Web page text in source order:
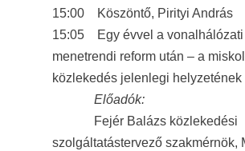
15:00 Köszöntő, Pirityi András
15:05 Egy évvel a vonalhálózati
menetrendi reform után – a
közlekedés jelenlegi helyzetének
Előadók:
Fejér Balázs közlekedési
szolgáltatástervező szakmérnök,